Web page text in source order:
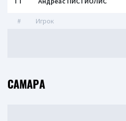
# Игрок
САМАРА